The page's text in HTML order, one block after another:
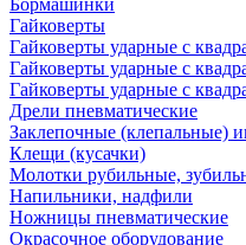
Бормашинки
Гайковерты
Гайковерты ударные с
Гайковерты ударные с
Гайковерты ударные с
Дрели пневматические
Заклепочные (клепальные)
Клещи (кусачки)
Молотки рубильные,
Напильники, надфили
Ножницы пневматические
Окрасочное оборудование